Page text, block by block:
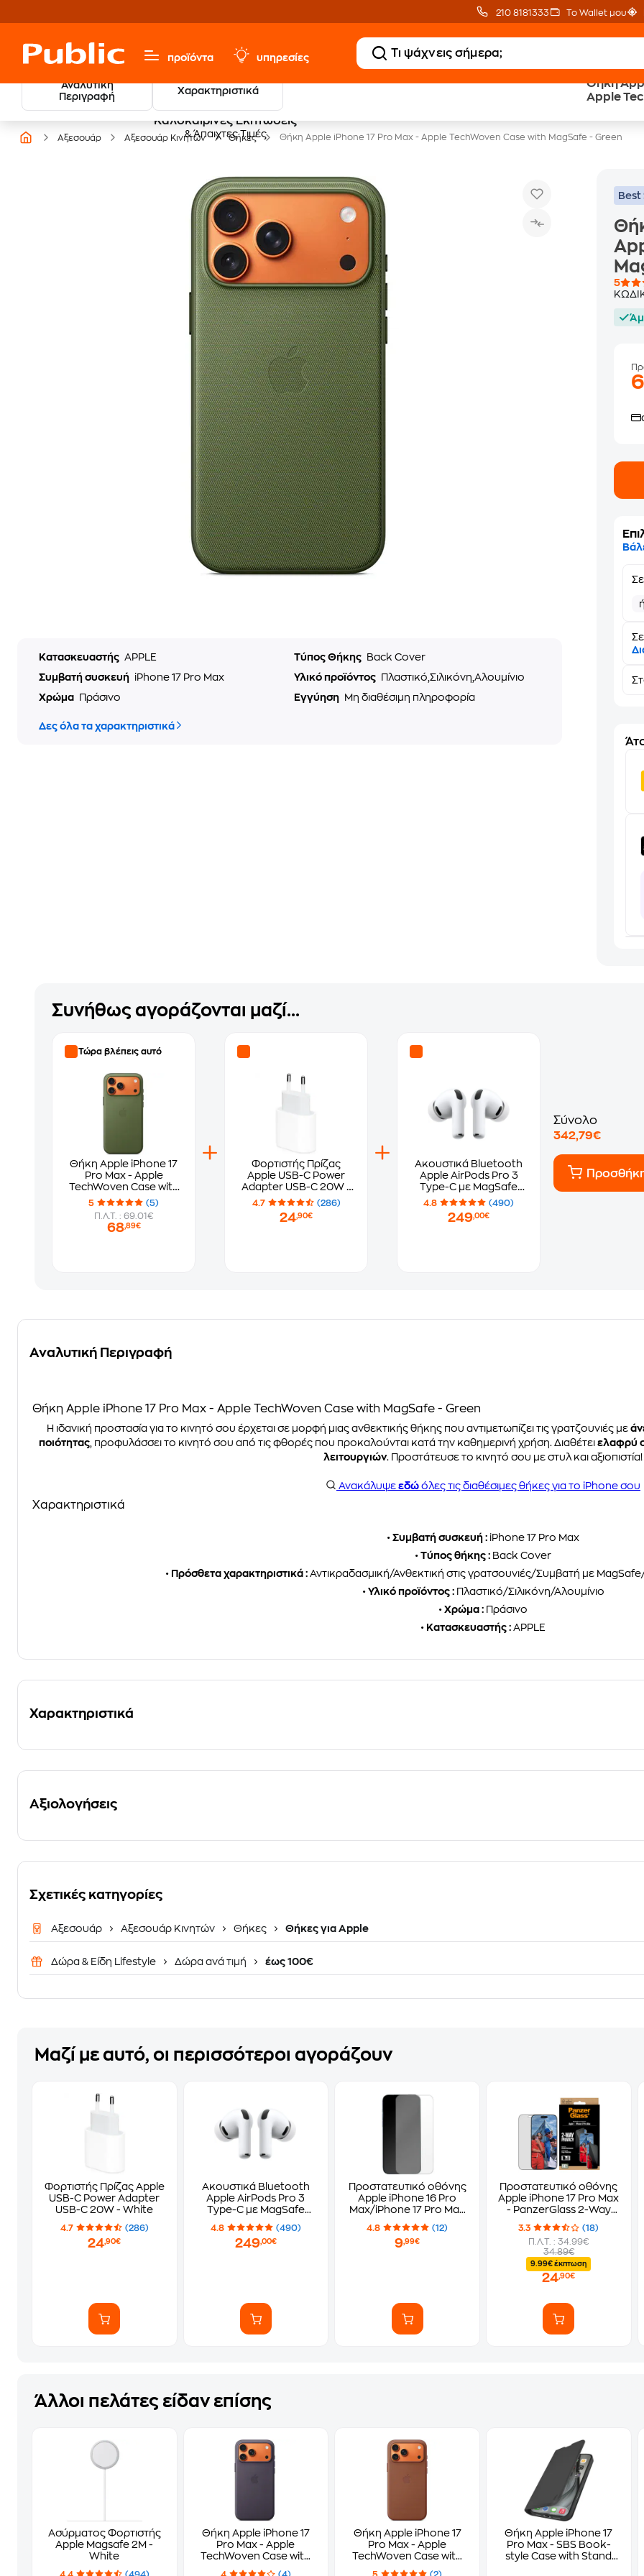
210 8181333 Το Wallet μου
προϊόντα υπηρεσίες
Αναλυτική
Περιγραφή
Χαρακτηριστικά
Θήκη
Apple
Καλοκαιρινές Εκπτώσεις
& Άπαιχτες Τιμές
Δωρεάν BoxNow
Αξεσουάρ Αξεσουάρ Κινητών Θήκες Θήκη Apple iPhone 17 Pro Max - Apple TechWoven Case with MagSafe - Green
Κατασκευαστής APPLE Τύπος Θήκης
Back Cover
Συμβατή συσκευή iPhone 17 Pro Max Υλικό προϊόντος
Πλαστικό,Σιλικόνη,Αλουμίνιο
Χρώμα
Πράσινο Εγγύηση Μη διαθέσιμη πληροφορία
Δες όλα τα χαρακτηριστικά
Best
5
Συνήθως αγοράζονται μαζί...
Τώρα βλέπεις αυτό
Θήκη Apple iPhone 17
Pro Max - Apple
TechWoven Case with
MagSafe - Green
5
(5)
Π.Λ.Τ. : 69.01€
68,89€
Φορτιστής Πρίζας
Apple USB-C Power
Adapter USB-C 20W -
White
4.7 (286)
24,90€
Ακουστικά Bluetooth
Apple AirPods Pro 3
Type-C με MagSafe
Charging Case - White
4.8 (490)
249,00€
Σύνολο
342,79€
Αναλυτική Περιγραφή
Θήκη Apple iPhone 17 Pro Max - Apple TechWoven Case with MagSafe - Green
Η ιδανική προστασία για το κινητό σου έρχεται σε μορφή μιας ανθεκτικής θήκης που αντιμετωπίζει τις γρατζουνιές με
ποιότητας, προφυλάσσει το κινητό σου από τις φθορές που προκαλούνται κατά την καθημερινή χρήση. Διαθέτει ελαφρύ
λειτουργιών. Προστάτευσε το κινητό σου με στυλ και αξιοπιστία!
Ανακάλυψε εδώ όλες τις διαθέσιμες θήκες για το iPhone σου
Χαρακτηριστικά
• Συμβατή συσκευή : iPhone 17 Pro Max
• Τύπος θήκης : Back Cover
• Πρόσθετα χαρακτηριστικά : Αντικραδασμική/Ανθεκτική στις γρατσουνιές/Συμβατή με
•Υλικό προϊόντος :Πλαστικό/Σιλικόνη/Αλουμίνιο
• Χρώμα : Πράσινο
• Κατασκευαστής : APPLE
Χαρακτηριστικά
Αξιολογήσεις
Σχετικές κατηγορίες
Αξεσουάρ Αξεσουάρ Κινητών Θήκες Θήκες για Apple
Δώρα & Είδη Lifestyle Δώρα ανά τιμή έως 100€
Μαζί με αυτό, οι περισσότεροι αγοράζουν
Φορτιστής Πρίζας Apple
USB-C Power Adapter
USB-C 20W - White
4.7 (286)
24,90€
Ακουστικά Bluetooth
Apple AirPods Pro 3
Type-C με MagSafe
Charging Case - White
4.8 (490)
249,00€
Προστατευτικό οθόνης
Apple iPhone 16 Pro
Max/iPhone 17 Pro Max
- Tune Elite Clear
4.8 (12)
9,99€
Προστατευτικό οθόνης
Apple iPhone 17 Pro Max
- PanzerGlass 2-Way
Privacy Ultra-Wide Fit
Screen Protection
3.3
(18)
Π.Λ.Τ. : 34.99€
34.89€
9.99€ έκπτωση
24,90€
Άλλοι πελάτες είδαν επίσης
Ασύρματος Φορτιστής
Apple Magsafe 2M -
White
Θήκη Apple iPhone 17
Pro Max - Apple
TechWoven Case with
MagSafe - Purple
Θήκη Apple iPhone 17
Pro Max - Apple
TechWoven Case with
MagSafe - Brown
Θήκη Apple iPhone 17
Pro Max - SBS Book-
style Case with Stand